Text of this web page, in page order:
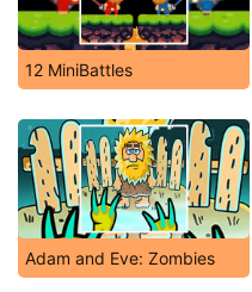
12 MiniBattles
Adam and Eve: Zombies